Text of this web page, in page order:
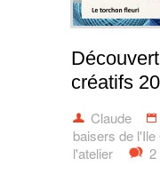
créatifs
Claude
baisers de l'Ile
l'atelier
2